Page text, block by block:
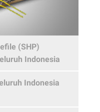
(SHP)
Indonesia
Indonesia